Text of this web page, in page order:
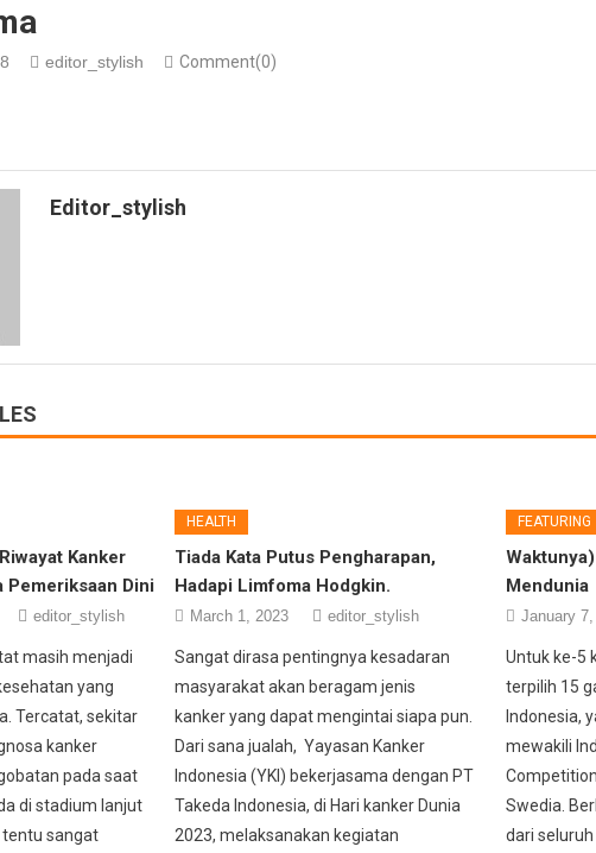
editor_stylish Comment(0)
Editor_stylish
Kanker
Dini
editor_stylish
masih menjadi
yang
Tercatat, sekitar
kanker
pada saat
di stadium lanjut
tentu sangat
HEALTH
Tiada Kata Putus Pengharapan,
Hadapi Limfoma Hodgkin.
March 1, 2023 editor_stylish
Sangat dirasa pentingnya kesadaran
masyarakat akan beragam jenis
kanker yang dapat mengintai siapa pun.
Dari sana jualah, Yayasan Kanker
Indonesia (YKI) bekerjasama dengan PT
Takeda Indonesia, di Hari kanker Dunia
2023, melaksanakan kegiatan
FEATURING
Mendunia
January
Untuk ke-5
terpilih 15
Indonesia,
mewakili
Swedia.
dari